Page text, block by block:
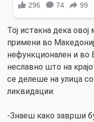
Тој истакна дека
примени во
нефункционален и во
неславно што на
се делеше на улица
ликвидации.
-Знаеш како заврши